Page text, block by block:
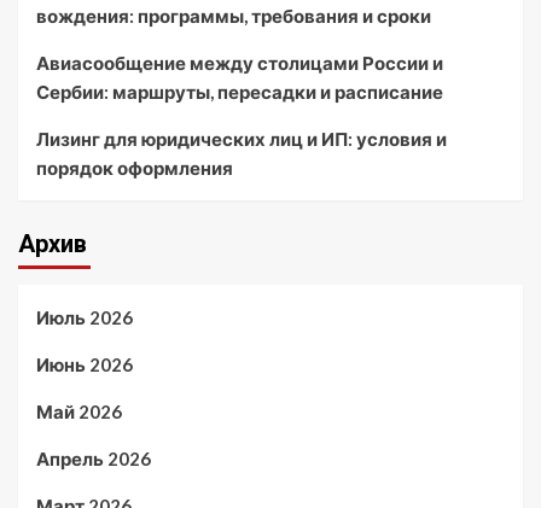
вождения: программы, требования и сроки
Авиасообщение между столицами России и
Сербии: маршруты, пересадки и расписание
Лизинг для юридических лиц и ИП: условия и
порядок оформления
Архив
Июль 2026
Июнь 2026
Май 2026
Апрель 2026